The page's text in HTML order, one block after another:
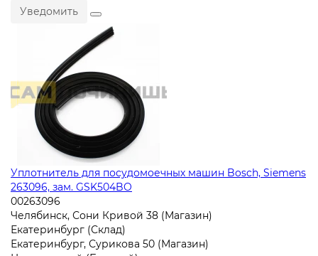
Уведомить
Уплотнитель для посудомоечных машин Bosch, Siemens
263096, зам. GSK504BO
00263096
Челябинск, Сони Кривой 38 (Магазин)
Екатеринбург (Склад)
Екатеринбург, Сурикова 50 (Магазин)